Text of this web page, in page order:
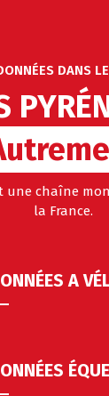
DANS
une chaîne
la France.
A